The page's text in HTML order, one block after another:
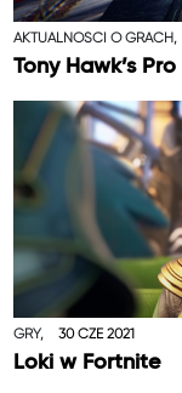
AKTUALNOŚCI O GRACH,
Tony Hawk’s
GRY, 30 CZE 2021
Loki w Fortnite